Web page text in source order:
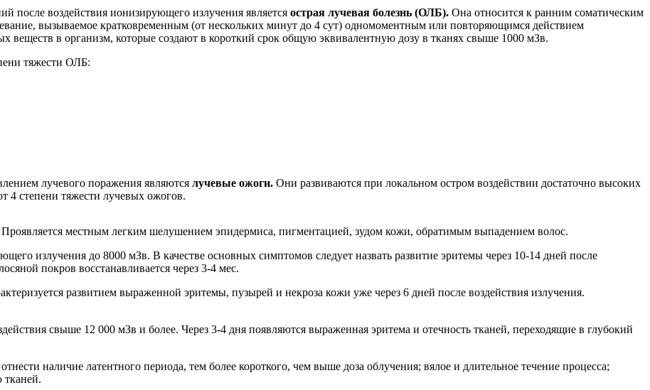
после воздействия ионизирующего излучения является острая лучевая болезнь (ОЛБ). Она относится к ранним соматическим
вызываемое кратковременным (от нескольких минут до 4 сут) одномоментным или повторяющимся действием
веществ в организм, которые создают в короткий срок общую эквивалентную дозу в тканях свыше 1000 мЗв.
тяжести ОЛБ:
лучевого поражения являются лучевые ожоги. Они развиваются при локальном остром воздействии достаточно высоких
степени тяжести лучевых ожогов.
местным легким шелушением эпидермиса, пигментацией, зудом кожи, обратимым выпадением волос.
излучения до 8000 мЗв. В качестве основных симптомов следует назвать развитие эритемы через 10-14 дней после
покров восстанавливается через 3-4 мес.
развитием выраженной эритемы, пузырей и некроза кожи уже через 6 дней после воздействия излучения.
свыше 12 000 мЗв и более. Через 3-4 дня появляются выраженная эритема и отечность тканей, переходящие в глубокий
наличие латентного периода, тем более короткого, чем выше доза облучения; вялое и длительное течение процесса;
тканей.